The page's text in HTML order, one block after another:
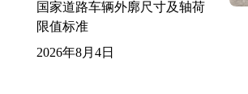
国家道路车辆外廓尺寸及轴荷
限值标准
2026年8月4日